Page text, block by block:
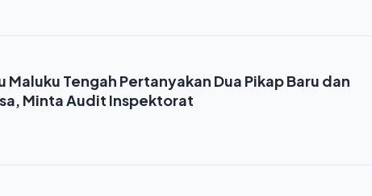
Maluku Tengah Pertanyakan Dua Pikap Baru dan
Minta Audit Inspektorat